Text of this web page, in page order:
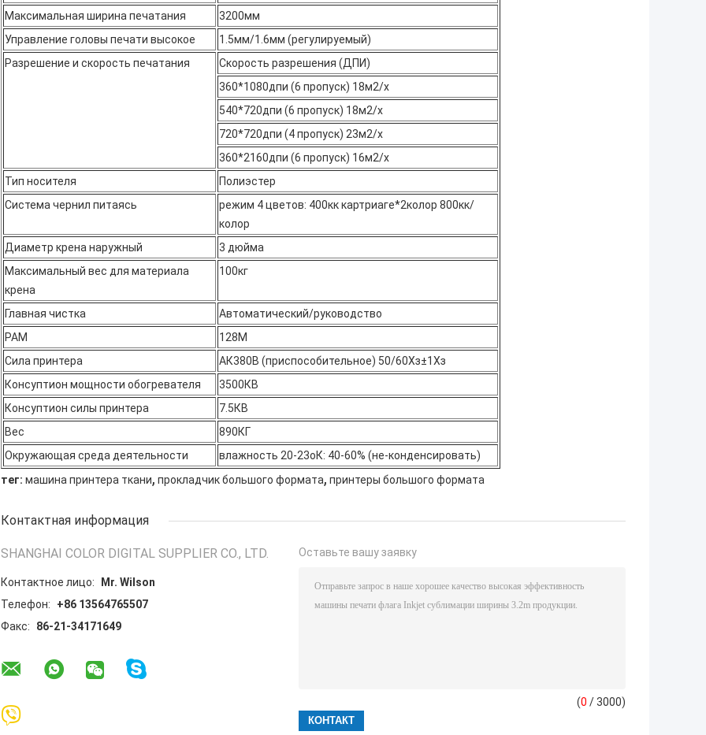
Максимальная ширина печатания
3200мм
Управление головы печати высокое
1.5мм/1.6мм (регулируемый)
Разрешение и скорость печатания
Скорость разрешения (ДПИ)
360*1080дпи (6 пропуск) 18м2/х
540*720дпи (6 пропуск) 18м2/х
720*720дпи (4 пропуск) 23м2/х
360*2160дпи (6 пропуск) 16м2/х
Тип носителя
Полиэстер
Система чернил питаясь
режим 4 цветов: 400кк картриаге*2колор 800кк/
колор
Диаметр крена наружный
3 дюйма
Максимальный вес для материала
крена
100кг
Главная чистка
Автоматический/руководство
РАМ
128М
Сила принтера
АК380В (приспособительное) 50/60Хз±1Хз
Консуптион мощности обогревателя
3500КВ
Консуптион силы принтера
7.5КВ
Вес
890КГ
Окружающая среда деятельности
влажность 20-23оК: 40-60% (не-конденсировать)
тег: машина принтера ткани, прокладчик большого формата, принтеры большого формата
Контактная информация
SHANGHAI COLOR DIGITAL SUPPLIER CO., LTD.
Контактное лицо:
Mr. Wilson
Телефон:
+86 13564765507
Факс:
86-21-34171649
Оставьте вашу заявку
(0 / 3000)